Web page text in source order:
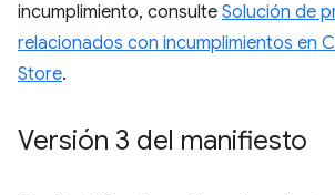
incumplimiento, consulte Solución de
relacionados con incumplimientos en
Store.
Versión 3 del manifiesto